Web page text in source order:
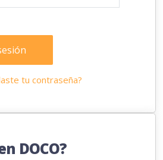
tu contraseña?
DOCO?